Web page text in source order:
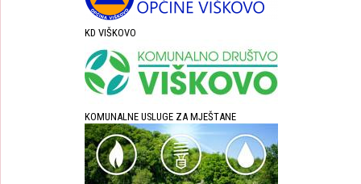
KD VIŠKOVO
KOMUNALNE USLUGE ZA MJEŠTANE